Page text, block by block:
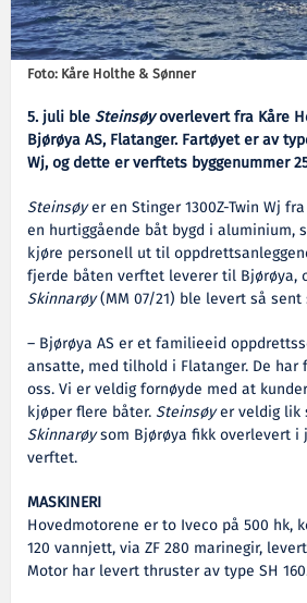
Foto: Kåre Holthe & Sønner
5. juli bleSteinsøyoverlevert fra Kåre
Bjørøya AS, Flatanger. Fartøyet er av
Wj, og dette er verftets byggenummer
Steinsøyer en Stinger 1300Z-Twin Wj
en hurtiggående båt bygd i aluminium,
kjøre personell ut til
fjerde båten verftet leverer til Bjørøya,
Skinnarøy(MM 07/21) ble levert så
– Bjørøya AS er et familieeid
ansatte, med tilhold i Flatanger. De
oss. Vi er veldig fornøyde med at
kjøper flere båter. Steinsøyer veldig lik
Skinnarøysom Bjørøya fikk overlevert i
verftet.
MASKINERI
Hovedmotorene er to Iveco på 500 hk,
120 vannjett, via ZF 280 marinegir,
Motor har levert thruster av type SH